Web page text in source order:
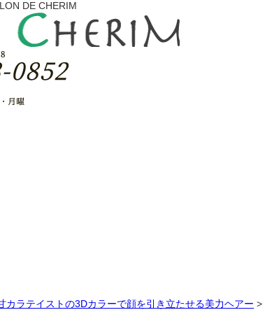
DE CHERIM
カラテイストの3Dカラーで顔を引き立たせる美力ヘアー >